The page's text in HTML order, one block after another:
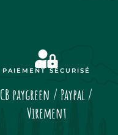
PAIEMENT SÉCURISÉ
CB paygreen / Paypal /
Virement